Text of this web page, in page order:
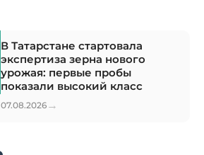
В Татарстане стартовала
экспертиза зерна нового
урожая: первые пробы
показали высокий класс
07.08.2026 →